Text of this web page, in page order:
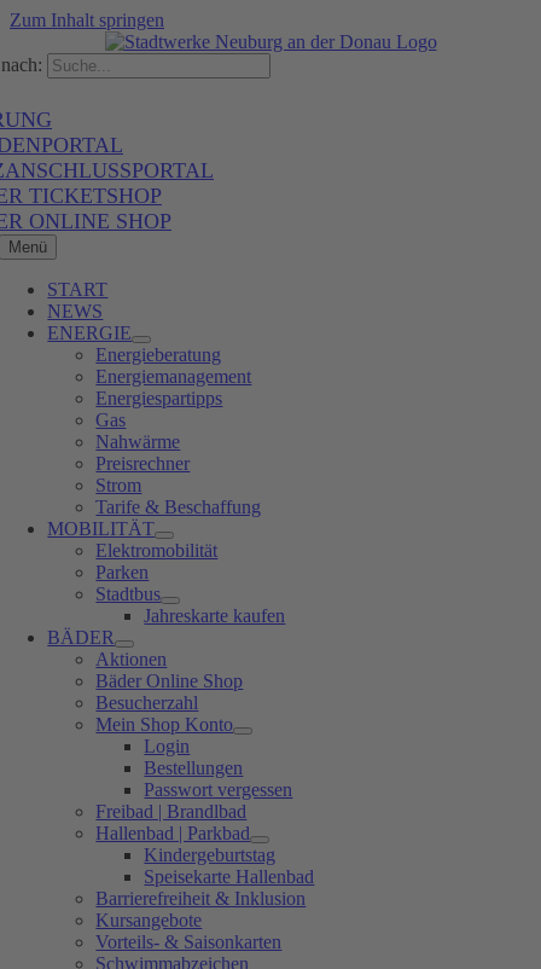
Zum Inhalt springen
TICKETSHOP
ONLINE SHOP
Menü
START
NEWS
ENERGIE
Energieberatung
Energiemanagement
Energiespartipps
Gas
Nahwärme
Preisrechner
Strom
Tarife & Beschaffung
MOBILITÄT
Elektromobilität
Parken
Stadtbus
Jahreskarte kaufen
BÄDER
Aktionen
Bäder Online Shop
Besucherzahl
Mein Shop Konto
Login
Bestellungen
Passwort vergessen
Freibad | Brandlbad
Hallenbad | Parkbad
Kindergeburtstag
Speisekarte Hallenbad
Barrierefreiheit & Inklusion
Kursangebote
Vorteils- & Saisonkarten
Schwimmabzeichen